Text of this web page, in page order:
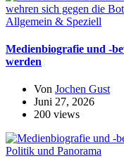
Allgemein & Speziell
Medienbiografie und -
werden
Von Jochen Gust
Juni 27, 2026
200 views
Politik und Panorama